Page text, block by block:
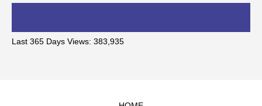
Last 365 Days Views: 383,935